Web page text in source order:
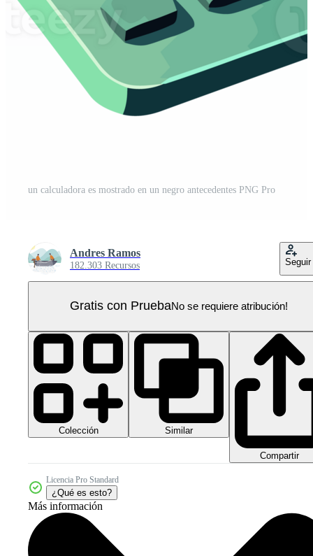
un calculadora es mostrado en un negro antecedentes PNG Pro
Andres Ramos
182.303 Recursos Seguir
Gratis con PruebaNo se requiere atribución!
Colección Similar
Compartir
Licencia Pro Standard
¿Qué es esto?
Más información